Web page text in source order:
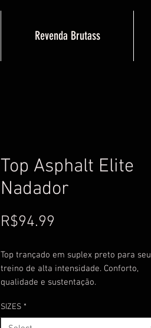
Revenda Brutass
Top Asphalt Elite
Nadador
R$94.99
Top trançado em suplex preto para seu
treino de alta intensidade. Conforto,
qualidade e sustentação.
SIZES *